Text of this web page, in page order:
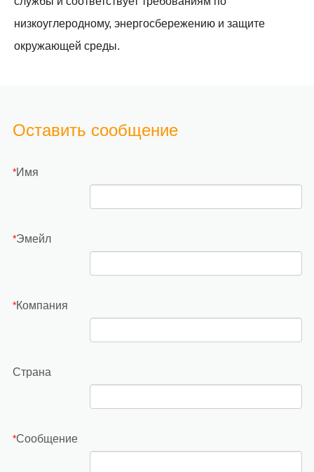
низкоуглеродному, энергосбережению и защите
окружающей среды.
Оставить сообщение
*Имя
*Эмейл
*Компания
Страна
*Сообщение